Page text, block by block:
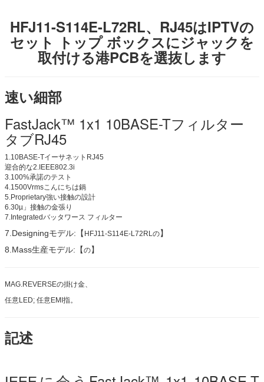
HFJ11-S114E-L72RL、RJ45はIPTVの
セット トップ ボックスにジャックを
取付ける港PCBを選抜します
速い細部
FastJack™ 1x1 10BASE-Tフィルター
タブRJ45
1.10BASE-TイーサネットRJ45
迎合的な2.IEEE802.3i
3.100%承諾のテスト
4.1500Vrmsこんにちは鍋
5.Proprietary強い接触の設計
6.30µ」接触の金張り
7.Integratedバッタワース フィルター
7.Designingモデル:【 HFJ11-S114E-L72RLの】
8.Mass生産モデル:【の】
MAG.REVERSEの掛け金、
任意LED; 任意EMI指。
記述